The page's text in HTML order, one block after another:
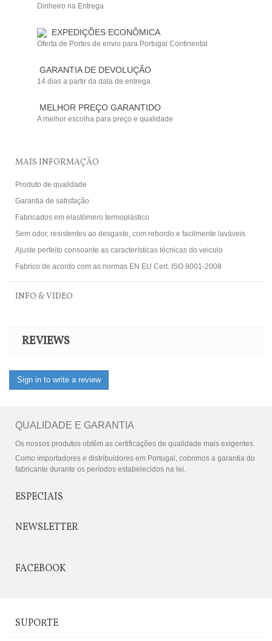
Dinheiro na Entrega
EXPEDIÇÕES ECONÔMICA
Oferta de Portes de envio para Portugal Continental
GARANTIA DE DEVOLUÇÃO
14 dias a partir da data de entrega
MELHOR PREÇO GARANTIDO
A melhor escolha para preço e qualidade
MAIS INFORMAÇÃO
Produto de qualidade
Garantia de satisfação
Fabricados em elastómero termoplástico
Sem odor, resistentes ao desgaste, com rebordo e facilmente laváveis
Ajuste perfeito consoante as características técnicas do veiculo
Fabrico de acordo com as normas EN EU Cert. ISO 9001-2008
INFO & VIDEO
REVIEWS
Sign in to write a review
QUALIDADE E GARANTIA
Os nossos produtos obtêm as certificações de qualidade mais exigentes.
Como importadores e distribuidores em Portugal, cobrimos a garantia do
fabricante durante os períodos estabelecidos na lei.
ESPECIAIS
NEWSLETTER
FACEBOOK
SUPORTE